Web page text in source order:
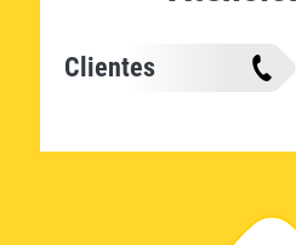
Clientes